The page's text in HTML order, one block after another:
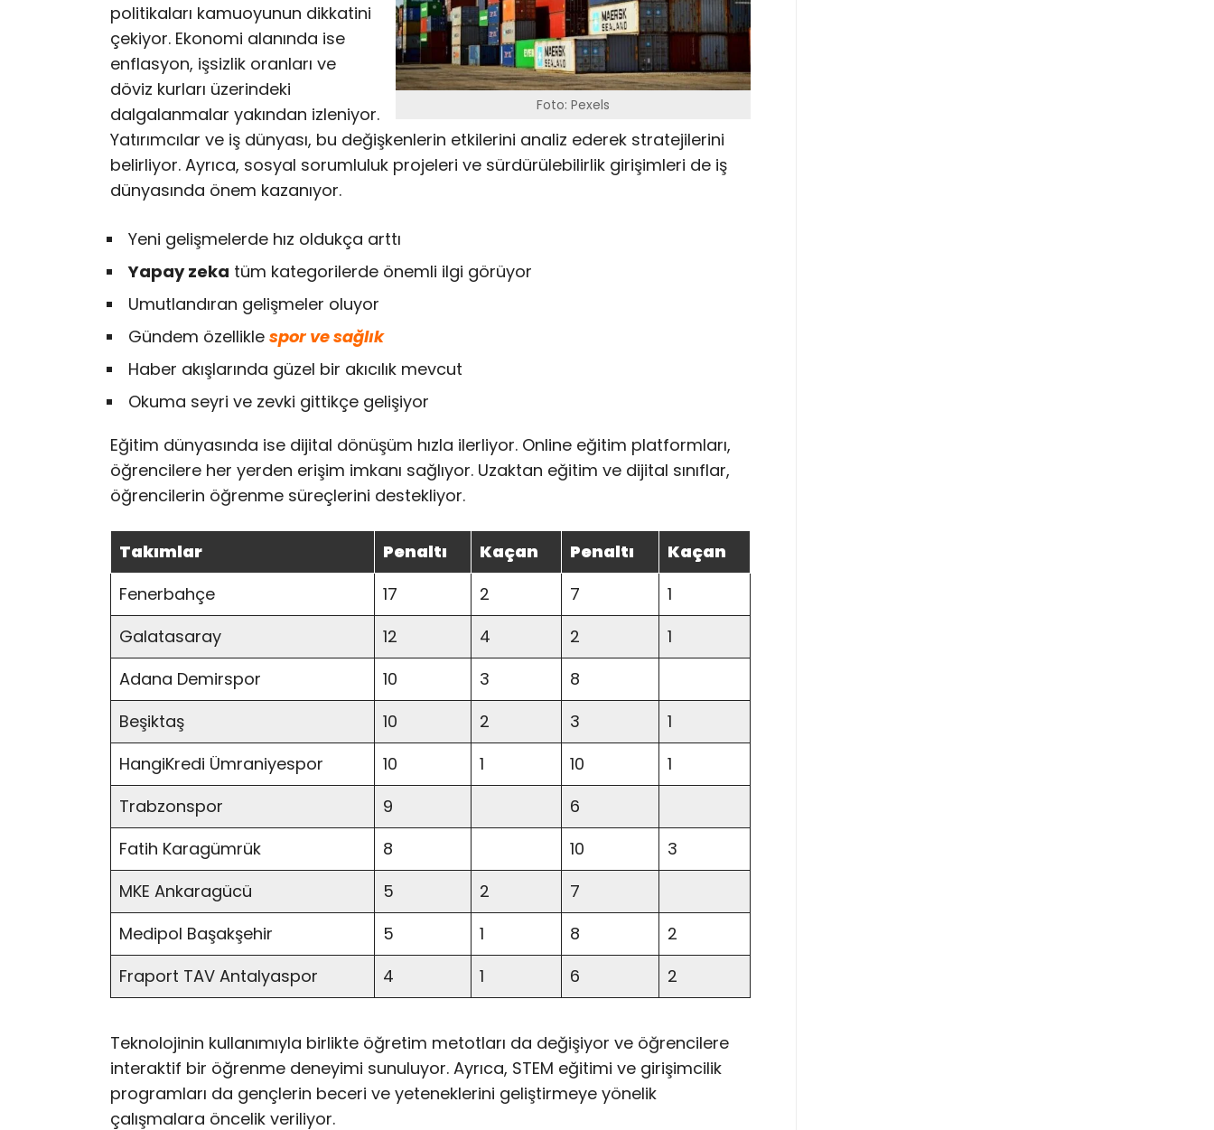
Foto: Pexels
politikaları kamuoyunun dikkatini
çekiyor. Ekonomi alanında ise
enflasyon, işsizlik oranları ve
döviz kurları üzerindeki
dalgalanmalar yakından izleniyor.
Yatırımcılar ve iş dünyası, bu değişkenlerin etkilerini analiz ederek stratejilerini
belirliyor. Ayrıca, sosyal sorumluluk projeleri ve sürdürülebilirlik girişimleri de iş
dünyasında önem kazanıyor.
Yeni gelişmelerde hız oldukça arttı
Yapay zeka tüm kategorilerde önemli ilgi görüyor
Umutlandıran gelişmeler oluyor
Gündem özellikle spor ve sağlık
Haber akışlarında güzel bir akıcılık mevcut
Okuma seyri ve zevki gittikçe gelişiyor
Eğitim dünyasında ise dijital dönüşüm hızla ilerliyor. Online eğitim platformları,
öğrencilere her yerden erişim imkanı sağlıyor. Uzaktan eğitim ve dijital sınıflar,
öğrencilerin öğrenme süreçlerini destekliyor.
Takımlar Penaltı Kaçan Penaltı
Kaçan
Fenerbahçe
17 2 7
1
Galatasaray
12 4 2
1
Adana Demirspor
10 3
8
Beşiktaş
10 2 3
1
HangiKredi Ümraniyespor
10 1 10
1
Trabzonspor
9
6
Fatih Karagümrük
8 10
3
MKE Ankaragücü
5 2
7
Medipol Başakşehir
5 1 8
2
Fraport TAV Antalyaspor
4 1 6 2
Teknolojinin kullanımıyla birlikte öğretim metotları da değişiyor ve öğrencilere
interaktif bir öğrenme deneyimi sunuluyor. Ayrıca, STEM eğitimi ve girişimcilik
programları da gençlerin beceri ve yeteneklerini geliştirmeye yönelik
çalışmalara öncelik veriliyor.